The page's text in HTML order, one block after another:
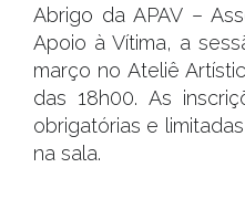
Abrigo da APAV –
Apoio à Vítima, a
março no Ateliê
das 18h00. As
obrigatórias e
na sala.